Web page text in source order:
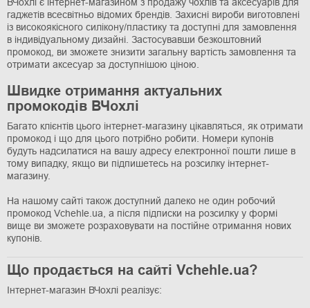
гаджетів всесвітньо відомих брендів. Захисні вироби виготовлені
із високоякісного силікону/пластику та доступні для замовлення
в індивідуальному дизайні. Застосувавши безкоштовний
промокод, ви зможете знизити загальну вартість замовлення та
отримати аксесуар за доступнішою ціною.
Швидке отримання актуальних
промокодів ВЧохлі
Багато клієнтів цього інтернет-магазину цікавляться, як отримати
промокод і що для цього потрібно робити. Номери купонів
будуть надсилатися на вашу адресу електронної пошти лише в
тому випадку, якщо ви підпишетесь на розсилку інтернет-
магазину.
На нашому сайті також доступний далеко не один робочий
промокод Vchehle.ua, а після підписки на розсилку у формі
вище ви зможете розраховувати на постійне отримання нових
купонів.
Що продається на сайті Vchehle.ua?
Інтернет-магазин ВЧохлі реалізує: